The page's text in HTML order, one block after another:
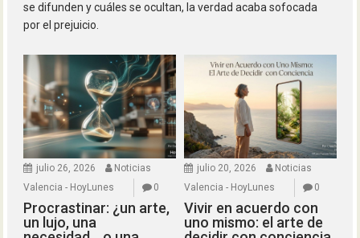
se difunden y cuáles se ocultan, la verdad acaba sofocada
por el prejuicio.
julio 26, 2026
Noticias
Valencia - HoyLunes
0
Procrastinar: ¿un arte,
un lujo, una
julio 20, 2026
Noticias
Valencia - HoyLunes
0
Vivir en acuerdo con
uno mismo: el arte de